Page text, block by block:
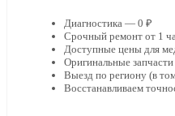
Диагностика — 0 ₽
Срочный ремонт от 1
Доступные цены для
Оригинальные запчасти
Выезд по региону (в
Восстанавливаем